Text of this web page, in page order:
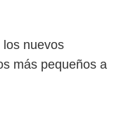
los nuevos
más pequeños a